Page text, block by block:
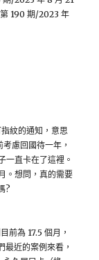
190 期/2023 年
紋的通知，意思
慮回國待一年，
直卡在了這裡。
。想問，真的需要
?
前為 17.5 個月，
最近的案例來看，